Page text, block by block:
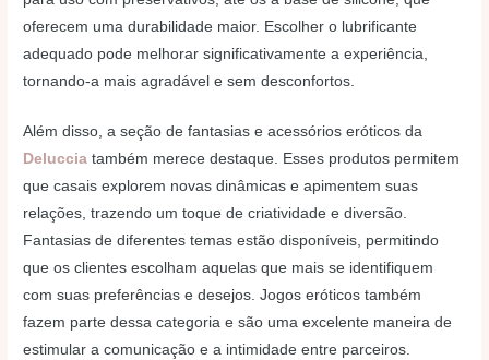
oferecem uma durabilidade maior. Escolher o lubrificante
adequado pode melhorar significativamente a experiência,
tornando-a mais agradável e sem desconfortos.
Além disso, a seção de fantasias e acessórios eróticos da
Deluccia também merece destaque. Esses produtos permitem
que casais explorem novas dinâmicas e apimentem suas
relações, trazendo um toque de criatividade e diversão.
Fantasias de diferentes temas estão disponíveis, permitindo
que os clientes escolham aquelas que mais se identifiquem
com suas preferências e desejos. Jogos eróticos também
fazem parte dessa categoria e são uma excelente maneira de
estimular a comunicação e a intimidade entre parceiros.